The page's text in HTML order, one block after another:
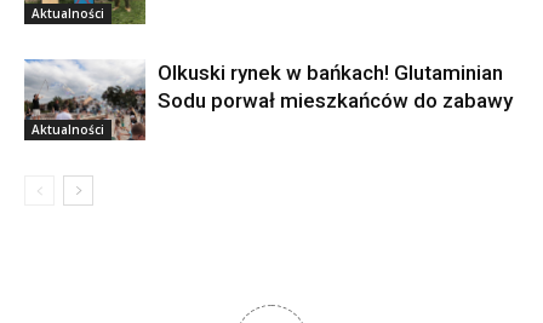
Aktualności
Aktualności
Olkuski rynek w bańkach! Glutaminian
Sodu porwał mieszkańców do zabawy